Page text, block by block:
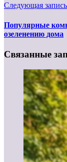
Следующая запись
Популярные
озеленению дома
Связанные